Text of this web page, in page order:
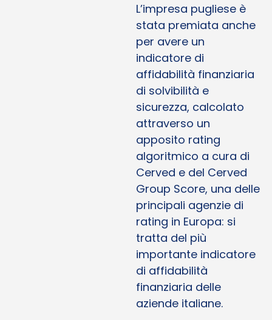
L’impresa pugliese è
stata premiata anche
per avere un
indicatore di
affidabilità finanziaria
di solvibilità e
sicurezza, calcolato
attraverso un
apposito rating
algoritmico a cura di
Cerved e del Cerved
Group Score, una delle
principali agenzie di
rating in Europa: si
tratta del più
importante indicatore
di affidabilità
finanziaria delle
aziende italiane.